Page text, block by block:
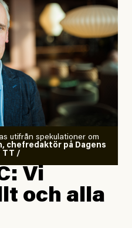
utifrån spekulationer om
chefredaktör på Dagens
TT /
Vi
och alla